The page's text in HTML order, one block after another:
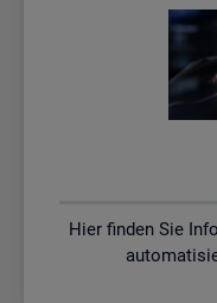
Hier finden Sie